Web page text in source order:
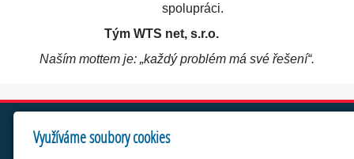
spolupráci.
Tým WTS net, s.r.o.
Naším mottem je: „každý problém má své řešení“.
WTS net, s.r.o.
Využíváme soubory cookies